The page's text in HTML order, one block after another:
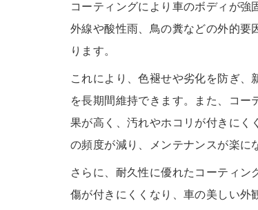
コーティングにより車のボディが強
外線や酸性雨、鳥の糞などの外的要
ります。
これにより、色褪せや劣化を防ぎ、
を長期間維持できます。また、コー
果が高く、汚れやホコリが付きにく
の頻度が減り、メンテナンスが楽に
さらに、耐久性に優れたコーティン
傷が付きにくくなり、車の美しい外